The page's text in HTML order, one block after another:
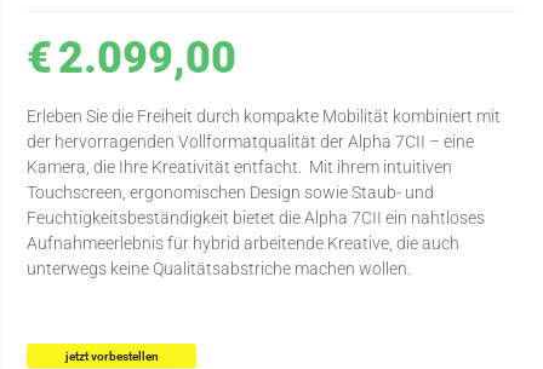
€2.099,00
Erleben Sie die Freiheit durch kompakte Mobilität kombiniert mit
der hervorragenden Vollformatqualität der Alpha 7CII – eine
Kamera, die Ihre Kreativität entfacht. Mit ihrem intuitiven
Touchscreen, ergonomischen Design sowie Staub- und
Feuchtigkeitsbeständigkeit bietet die Alpha 7CII ein nahtloses
Aufnahmeerlebnis für hybrid arbeitende Kreative, die auch
unterwegs keine Qualitätsabstriche machen wollen.
jetzt vorbestellen